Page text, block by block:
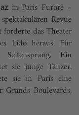
in Paris Furore –
Revue
das Theater
Lido heraus. Für
Ein
sie junge Tänzer.
sie in Paris eine
Boulevards,